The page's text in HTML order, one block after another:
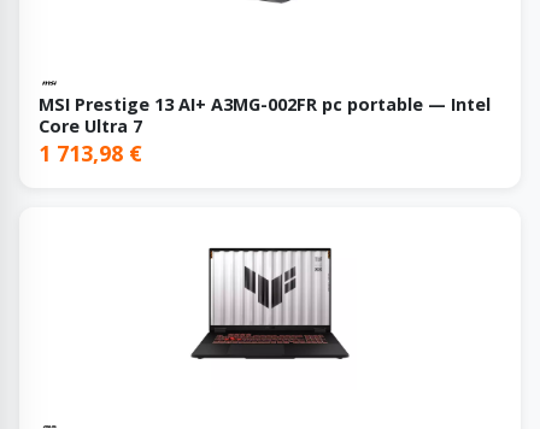
MSI Prestige 13 AI+ A3MG-002FR pc portable — Intel
Core Ultra 7
1 713,98 €